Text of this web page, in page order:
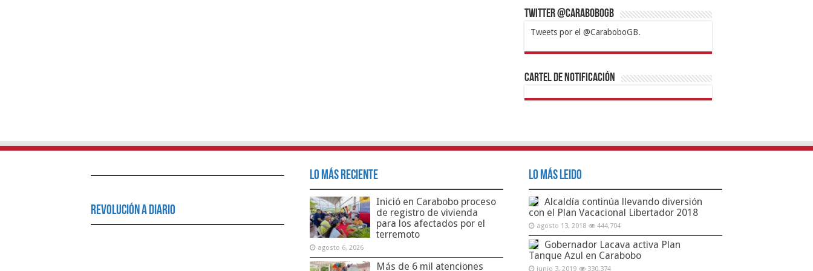
Twitter @CaraboboGB
Tweets por el @CaraboboGB.
1xbetBetturkeyBetistKralbetSupertotobetTipobet
https://mvbcasino.com/
Cartel de Notificación
Revolución a Diario
Lo Más Reciente
Inició en Carabobo proceso
de registro de vivienda
para los afectados por el
terremoto
agosto 6, 2026
Más de 6 mil atenciones
Lo Más Leido
Alcaldía continúa llevando diversión
con el Plan Vacacional Libertador 2018
agosto 13, 2018 444,704
Gobernador Lacava activa Plan
Tanque Azul en Carabobo
junio 3, 2019 330,374